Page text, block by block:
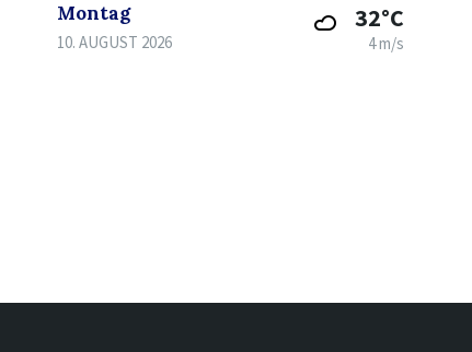
Montag
10. AUGUST 2026
32°C
4 m/s